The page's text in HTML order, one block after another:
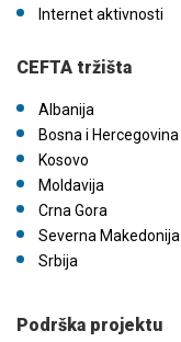
Internet aktivnosti
CEFTA tržišta
Albanija
Bosna i Hercegovina
Kosovo
Moldavija
Crna Gora
Severna Makedonija
Srbija
Podrška projektu